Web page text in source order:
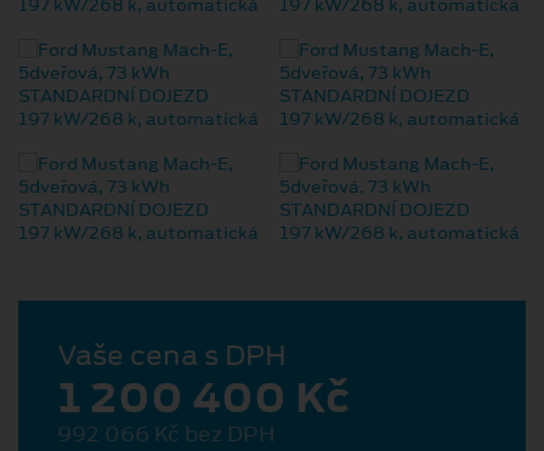
Vaše cena s DPH
1 200 400 Kč
992 066 Kč bez DPH